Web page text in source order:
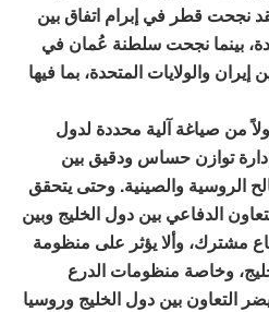
نجحت قطر في إبرام اتفاق بين
بينما نجحت سلطنة عُمان في
والولايات المتحدة، بما فيها
من صياغة آلية محددة لدول
توازن حساس ودقيق بين
الروسية والصينية. وحتى يتحقق
الدفاعي بين دول الخليج وبين
مشترك، وألا يؤثر على منظومة
وخاصة منظومات الدرع
التعاون بين دول الخليج وروسيا